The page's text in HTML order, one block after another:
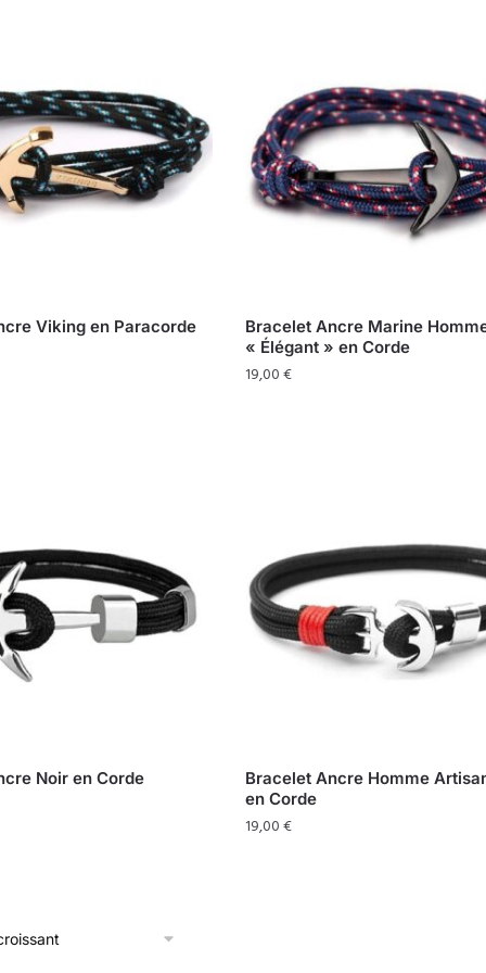
Viking en Paracorde
Bracelet Ancre Marine
« Élégant » en Corde
19,00€
Noir en Corde
Bracelet Ancre Homme
en Corde
19,00€